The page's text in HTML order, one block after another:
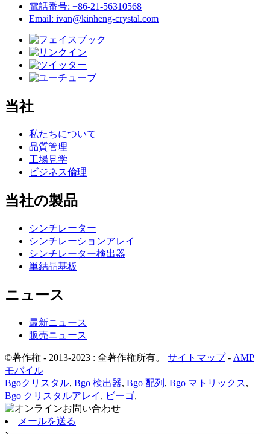
電話番号: +86-21-56310568
Email: ivan@kinheng-crystal.com
当社
私たちについて
品質管理
工場見学
ビジネス倫理
当社の製品
シンチレーター
シンチレーションアレイ
シンチレーター検出器
単結晶基板
ニュース
最新ニュース
販売ニュース
©著作権 - 2013-2023 : 全著作権所有。 サイトマップ- AMP
モバイル
Bgoクリスタル, Bgo 検出器, Bgo 配列 , Bgo マトリックス,
Bgo クリスタルアレイ , ビーゴ,
メールを送る